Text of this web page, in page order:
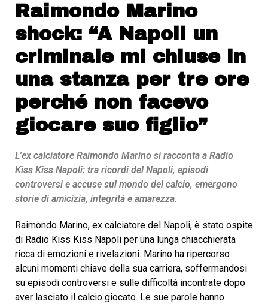
Raimondo Marino
shock: “A Napoli un
criminale mi chiuse in
una stanza per tre ore
perché non facevo
giocare suo figlio”
L'ex calciatore Raimondo Marino si racconta a Radio
Kiss Kiss Napoli: tra ricordi del Napoli, episodi
controversi e accuse sul mondo del calcio, emergono
storie di amicizia, integrità e amarezza.
Raimondo Marino, ex calciatore del Napoli, è stato ospite
di Radio Kiss Kiss Napoli per una lunga chiacchierata
ricca di emozioni e rivelazioni. Marino ha ripercorso
alcuni momenti chiave della sua carriera, soffermandosi
su episodi controversi e sulle difficoltà incontrate dopo
aver lasciato il calcio giocato. Le sue parole hanno